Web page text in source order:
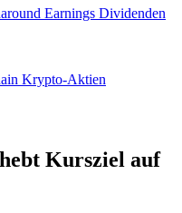
Earnings Dividenden
Krypto-Aktien
Kursziel auf